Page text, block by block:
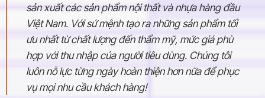
sản xuất các sản phẩm nội thất và nhựa hàng đầu
Việt Nam. Với sứ mệnh tạo ra những sản phẩm tối
ưu nhất từ chất lượng đến thẩm mỹ, mức giá phù
hợp với thu nhập của người tiêu dùng. Chúng tôi
luôn nỗ lực từng ngày hoàn thiện hơn nữa để phục
vụ mọi nhu cầu khách hàng!